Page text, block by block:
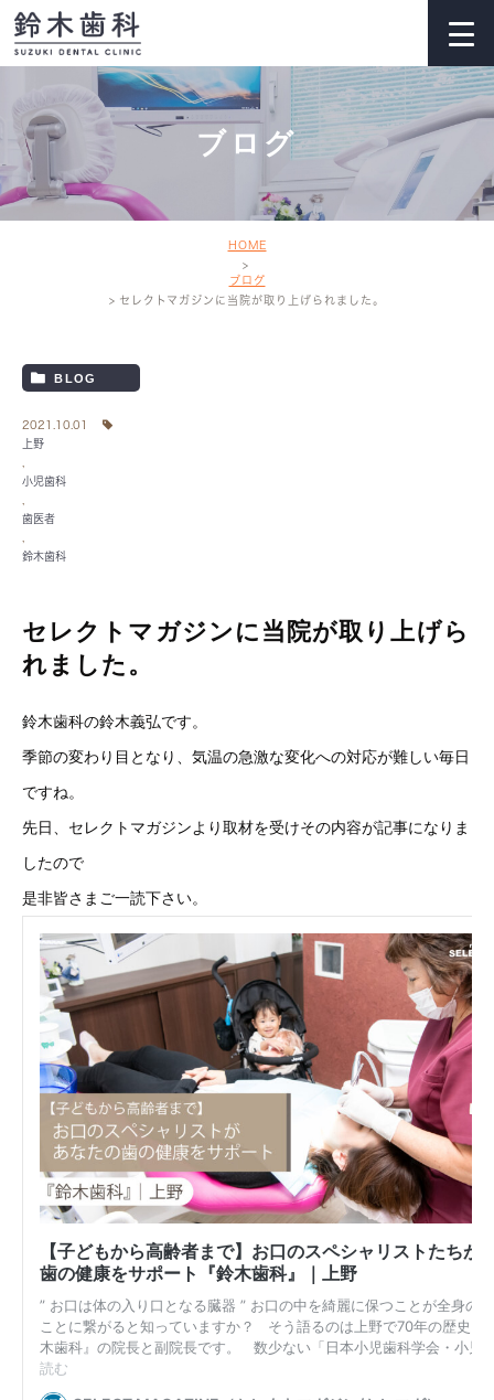
ブログ
HOME
ブログ
セレクトマガジンに当院が取り上げられました。
BLOG
2021.10.01
上野
小児歯科
歯医者
鈴木歯科
セレクトマガジンに当院が取り上げら
れました。
鈴木歯科の鈴木義弘です。
季節の変わり目となり、気温の急激な変化への対応が難しい毎日
ですね。
先日、セレクトマガジンより取材を受けその内容が記事になりま
したので
是非皆さまご一読下さい。